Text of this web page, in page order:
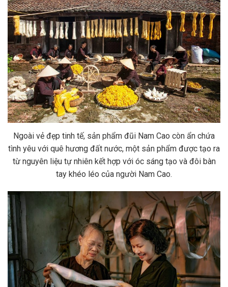
Ngoài vẻ đẹp tinh tế, sản phẩm đũi Nam Cao còn ẩn chứa
tình yêu với quê hương đất nước, một sản phẩm được tạo ra
từ nguyên liệu tự nhiên kết hợp với óc sáng tạo và đôi bàn
tay khéo léo của người Nam Cao.